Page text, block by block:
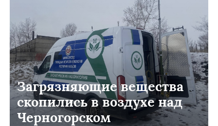
Загрязняющие вещества
скопились в воздухе над
Черногорском